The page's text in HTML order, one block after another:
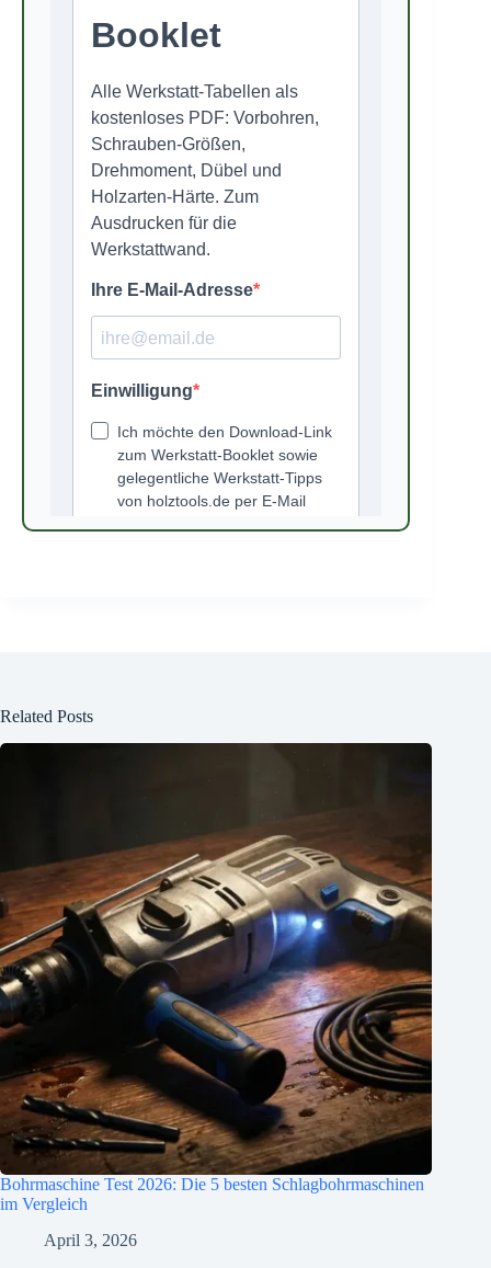
Related Posts
Bohrmaschine Test 2026: Die 5 besten Schlagbohrmaschinen
im Vergleich
April 3, 2026